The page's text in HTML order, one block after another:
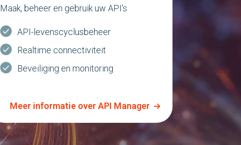
Maak, beheer en gebruik uw API's
API-levenscyclusbeheer
Realtime connectiviteit
Beveiliging en monitoring
Meer informatie over API Manager